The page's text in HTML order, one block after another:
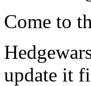
Come to
update it